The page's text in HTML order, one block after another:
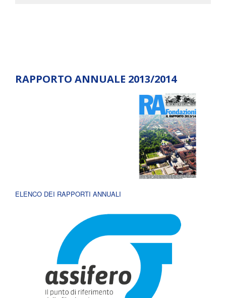
RAPPORTO ANNUALE 2013/2014
ELENCO DEI RAPPORTI ANNUALI